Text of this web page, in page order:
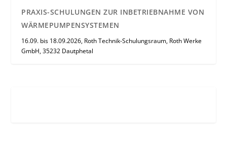
PRAXIS-SCHULUNGEN ZUR INBETRIEBNAHME VON
WÄRMEPUMPENSYSTEMEN
16.09. bis 18.09.2026, Roth Technik-Schulungsraum, Roth Werke
GmbH, 35232 Dautphetal